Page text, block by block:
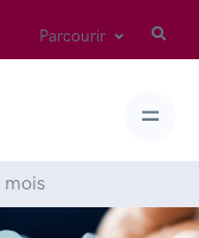
Parcourir
mois